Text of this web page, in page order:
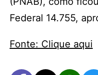
Federal 14.755,
Fonte: Clique aqui